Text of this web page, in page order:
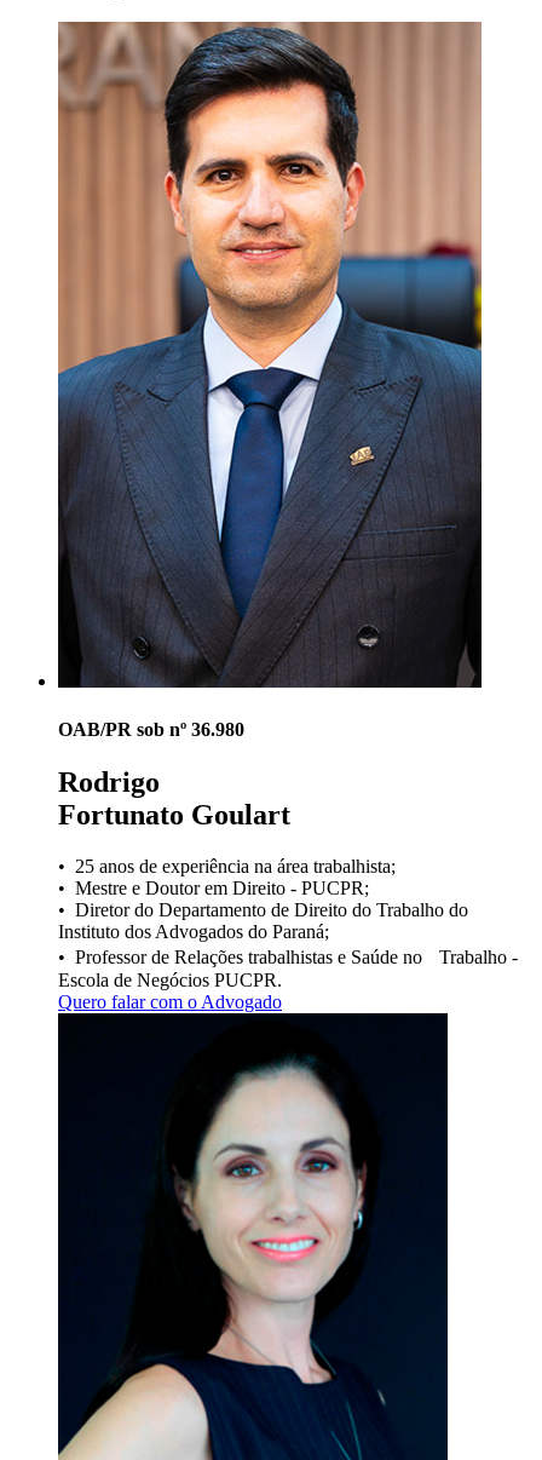
OAB/PR sob nº 36.980
Rodrigo
Fortunato Goulart
• 25 anos de experiência na área trabalhista;
• Mestre e Doutor em Direito - PUCPR;
• Diretor do Departamento de Direito do Trabalho do
Instituto dos Advogados do Paraná;
• Professor de Relações trabalhistas e Saúde no Trabalho -
Escola de Negócios PUCPR.
Quero falar com o Advogado